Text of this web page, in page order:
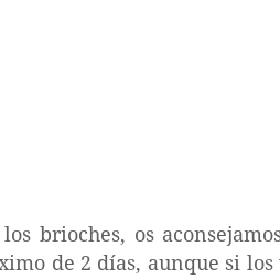
brioches, os
de 2 días, aunque si